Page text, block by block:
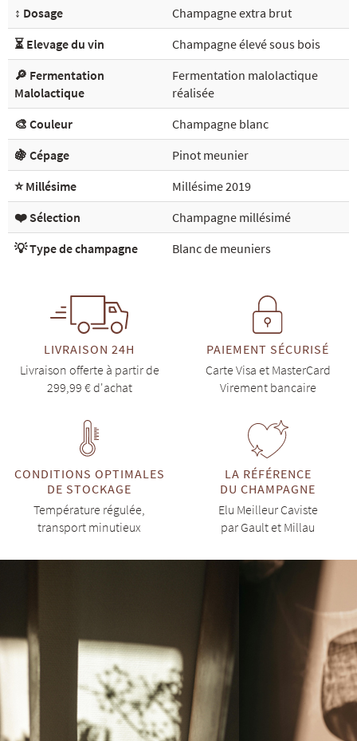
↕️ Dosage
Champagne extra brut
⏳ Elevage du vin
Champagne élevé sous bois
🔎 Fermentation
Malolactique
Fermentation malolactique
réalisée
🎨 Couleur
Champagne blanc
🍇 Cépage
Pinot meunier
⭐ Millésime
Millésime 2019
❤️ Sélection
Champagne millésimé
💡 Type de champagne
Blanc de meuniers
LIVRAISON 24H
Livraison offerte à partir de
299,99 € d'achat
PAIEMENT SÉCURISÉ
Carte Visa et MasterCard
Virement bancaire
CONDITIONS OPTIMALES
DE STOCKAGE
Température régulée,
transport minutieux
LA RÉFÉRENCE
DU CHAMPAGNE
Elu Meilleur Caviste
par Gault et Millau